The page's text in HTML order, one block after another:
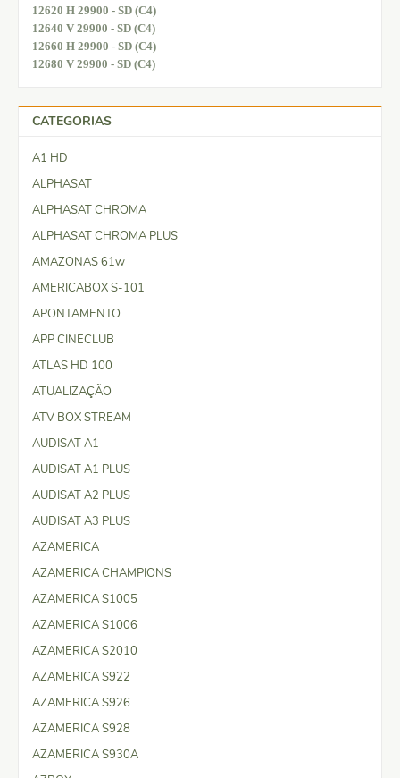
12620 H 29900 - SD (C4)
12640 V 29900 - SD (C4)
12660 H 29900 - SD (C4)
12680 V 29900 - SD (C4)
CATEGORIAS
A1 HD
ALPHASAT
ALPHASAT CHROMA
ALPHASAT CHROMA PLUS
AMAZONAS 61w
AMERICABOX S-101
APONTAMENTO
APP CINECLUB
ATLAS HD 100
ATUALIZAÇÃO
ATV BOX STREAM
AUDISAT A1
AUDISAT A1 PLUS
AUDISAT A2 PLUS
AUDISAT A3 PLUS
AZAMERICA
AZAMERICA CHAMPIONS
AZAMERICA S1005
AZAMERICA S1006
AZAMERICA S2010
AZAMERICA S922
AZAMERICA S926
AZAMERICA S928
AZAMERICA S930A